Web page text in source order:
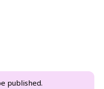
published.